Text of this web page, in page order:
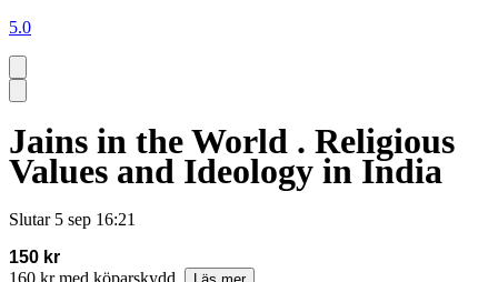
5.0
Jains in the World . Religious
Values and Ideology in India
Slutar 5 sep 16:21
150 kr